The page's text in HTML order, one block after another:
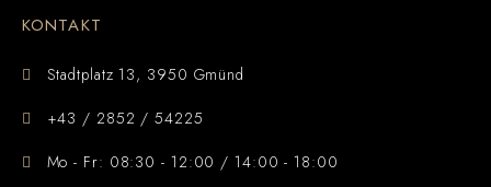
KONTAKT
Stadtplatz 13, 3950 Gmünd
+43 / 2852 / 54225
Mo - Fr: 08:30 - 12:00 / 14:00 - 18:00